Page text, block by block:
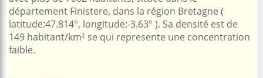
département Finistere, dans la région Bretagne (
latitude:47.814°, longitude:-3.63° ). Sa densité est de
149 habitant/km² se qui represente une concentration
faible.